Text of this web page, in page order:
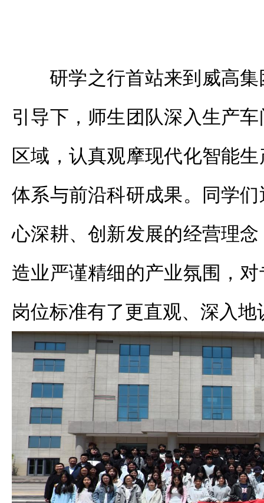
研学之行首站来到威高
引导下，师生团队深入生产
区域，认真观摩现代化智能
体系与前沿科研成果。同学
心深耕、创新发展的经营理
造业严谨精细的产业氛围，
岗位标准有了更直观、深入地